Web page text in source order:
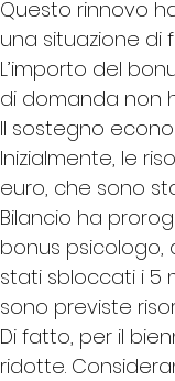
Questo rinnovo
una situazione di
L’importo del
di domanda non
Il sostegno
Inizialmente, le
euro, che sono
Bilancio ha
bonus psicologo,
stati sbloccati i 5
sono previste
Di fatto, per il
ridotte.